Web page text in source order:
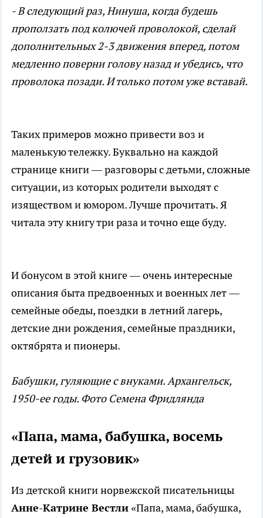
- В следующий раз, Нинуша, когда будешь
проползать под колючей проволокой, сделай
дополнительных 2-3 движения вперед, потом
медленно поверни голову назад и убедись, что
проволока позади. И только потом уже вставай.
Таких примеров можно привести воз и
маленькую тележку. Буквально на каждой
странице книги — разговоры с детьми, сложные
ситуации, из которых родители выходят с
изяществом и юмором. Лучше прочитать. Я
читала эту книгу три раза и точно еще буду.
И бонусом в этой книге — очень интересные
описания быта предвоенных и военных лет —
семейные обеды, поездки в летний лагерь,
детские дни рождения, семейные праздники,
октябрята и пионеры.
Бабушки, гуляющие с внуками. Архангельск,
1950-ее годы. Фото Семена Фридлянда
«Папа, мама, бабушка, восемь
детей и грузовик»
Из детской книги норвежской писательницы
Анне-Катрине Вестли «Папа, мама, бабушка,